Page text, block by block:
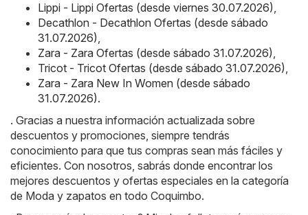
Lippi - Lippi Ofertas (desde viernes 30.07.2026),
Decathlon - Decathlon Ofertas (desde sábado
31.07.2026),
Zara - Zara Ofertas (desde sábado 31.07.2026),
Tricot - Tricot Ofertas (desde sábado 31.07.2026),
Zara - Zara New In Women (desde sábado
31.07.2026).
. Gracias a nuestra información actualizada sobre
descuentos y promociones, siempre tendrás
conocimiento para que tus compras sean más fáciles y
eficientes. Con nosotros, sabrás donde encontrar los
mejores descuentos y ofertas especiales en la categoría
de Moda y zapatos en todo Coquimbo.